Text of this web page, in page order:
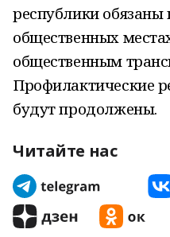
республики обязаны
общественных
общественным
Профилактические
будут продолжены.
Читайте нас